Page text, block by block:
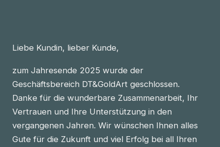
Liebe Kundin, lieber Kunde,
zum Jahresende 2025 wurde der
Geschäftsbereich DT&GoldArt geschlossen.
Danke für die wunderbare Zusammenarbeit, Ihr
Vertrauen und Ihre Unterstützung in den
vergangenen Jahren. Wir wünschen Ihnen alles
Gute für die Zukunft und viel Erfolg bei all Ihren